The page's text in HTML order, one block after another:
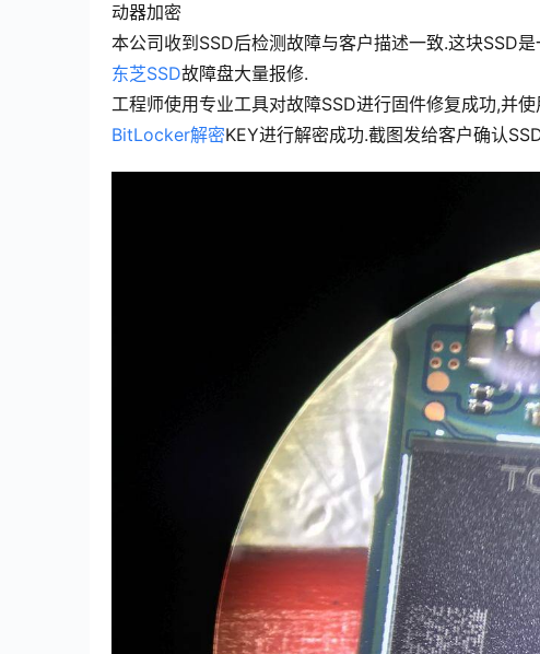
动器加密
本公司收到SSD后检测故障与客户描述一致.这块SSD
东芝SSD故障盘大量报修.
工程师使用专业工具对故障SSD进行固件修复成功,并
BitLocker解密KEY进行解密成功.截图发给客户确认